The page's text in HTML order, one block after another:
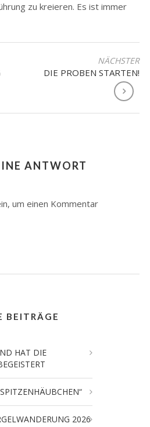
zu kreieren. Es ist immer
NÄCHSTER
DIE PROBEN STARTEN!
ANTWORT
um einen Kommentar
BEITRÄGE
HAT DIE
2026